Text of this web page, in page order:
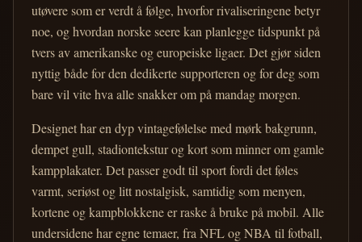
utøvere som er verdt å følge, hvorfor rivaliseringene betyr
noe, og hvordan norske seere kan planlegge tidspunkt på
tvers av amerikanske og europeiske ligaer. Det gjør siden
nyttig både for den dedikerte supporteren og for deg som
bare vil vite hva alle snakker om på mandag morgen.
Designet har en dyp vintagefølelse med mørk bakgrunn,
dempet gull, stadiontekstur og kort som minner om gamle
kampplakater. Det passer godt til sport fordi det føles
varmt, seriøst og litt nostalgisk, samtidig som menyen,
kortene og kampblokkene er raske å bruke på mobil. Alle
undersidene har egne temaer, fra NFL og NBA til fotball,